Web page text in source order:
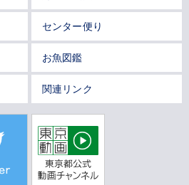
センター便り
お魚図鑑
関連リンク